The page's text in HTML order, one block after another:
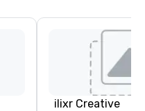
ilixr Creative